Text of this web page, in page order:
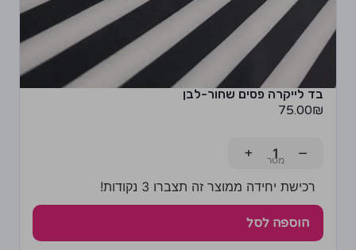
בד לייקרה פסים שחור-לבן
75.00₪
−
+
רכישת יחידה ממוצר זה תצברו 3 נקודות!
הוספה לסל